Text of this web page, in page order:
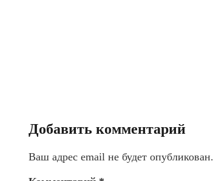
Добавить комментарий
Ваш адрес email не будет опубликован.